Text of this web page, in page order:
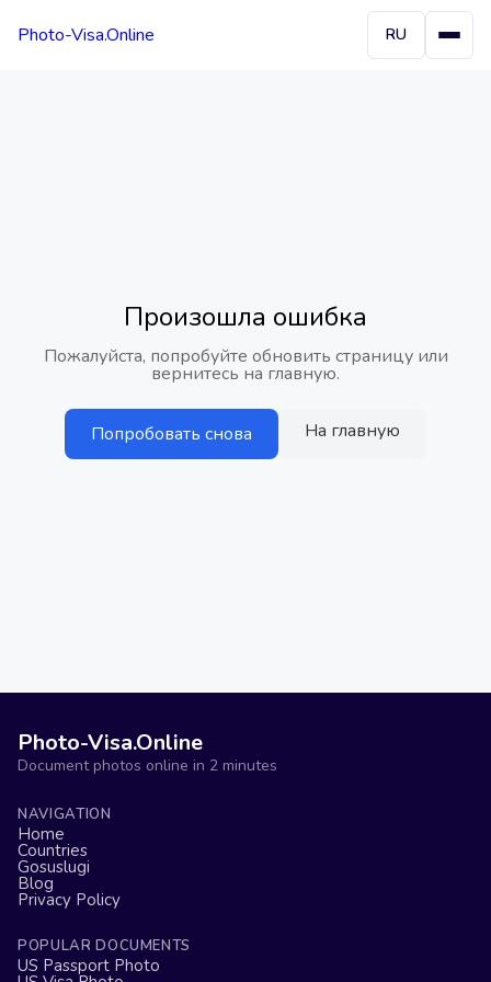
Photo-Visa.Online RU
Произошла ошибка
Пожалуйста, попробуйте обновить страницу или
вернитесь на главную.
Попробовать снова На главную
Photo-Visa.Online
Document photos online in 2 minutes
NAVIGATION
Home
Countries
Gosuslugi
Blog
Privacy Policy
POPULAR DOCUMENTS
US Passport Photo